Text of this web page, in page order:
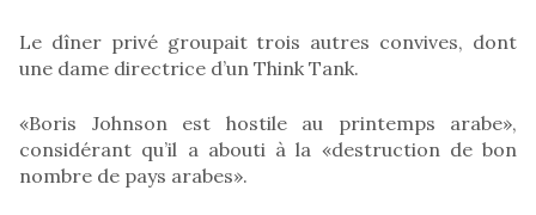
Le dîner privé groupait trois autres convives, dont
une dame directrice d’un Think Tank.
«Boris Johnson est hostile au printemps arabe»,
considérant qu’il a abouti à la «destruction de bon
nombre de pays arabes».